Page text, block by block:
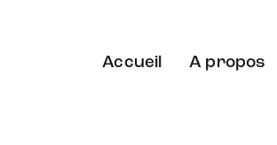
Accueil A propos